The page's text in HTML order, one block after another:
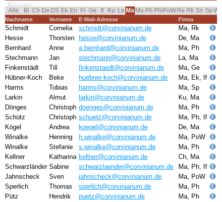
Kontakt
Navigation überspringen
Alle Bi Ch De DS Ek En Fr Ge If Ku La Ma Mu Ph Phi PoW Re Rk Sn Sp
Nachname Vorname E-Mail-Adresse Firma
Schmidt Cornelia schmidt@corvinianum.de
Ma, Rk
Hesse
Thorsten hesse@corvinianum.de
De, Ma
Bernhard
Anne a.bernhard@corvinianum.de
Ma, Ph
Stechmann
Jan stechmann@corvinianum.de
La, Ma
Finkenstädt
Till finkenstaedt@corvinianum.de
Ma, Ge
Hübner-Koch
Beke huebner-koch@corvinianum.de
Ma, Ek, If
Harms
Tobias harms@corvinianum.de
Ma, Sp
Larkin
Almut larkin@corvinianum.de
Ku, Ma
Dönges
Christoph doenges@corvinianum.de
Ma, Ph
Schütz
Christoph schuetz@corvinianum.de
Ma, Ph, If
Kögel
Andrea koegel@corvinianum.de
De, Ma
Winalke
Henning h.winalke@corvinianum.de
Ma, PoW
Winalke
Stefanie s.winalke@corvinianum.de
Ma, Ph
Kellner
Katharina kellner@corvinianum.de
Ch, Ma
Schwarzländer Sabine schwarzlaender@corvinianum.de
Ma, Ph, If
Jahnscheck
Sven jahnscheck@corvinianum.de
Ma, PoW
Sperlich
Thomas sperlich@corvinianum.de
Ma, Ph
Pütz
Hendrik puetz@corvinianum.de
Ma, Ph